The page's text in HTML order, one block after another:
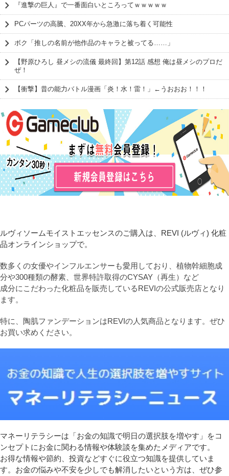
『進撃の巨人』で一番面白いところってｗｗｗｗｗ
PCパーツの高騰、20XX年から急激に落ち着く可能性
ボク「推しの名前が他作品のキャラと被ってる……」
【野原ひろし 昼メシの流儀 最終回】第12話 感想 俺は昼メシのプロだ
ぜ！
【衝撃】昔の能力バトル漫画「炎！水！雷！」←うおおお！！！
ルヴィソームモイストエッセンスのご購入は、REVI (ルヴィ) 化粧
品オンラインショップで。
数多くの女優やインフルエンサーも愛用しており、植物幹細胞成
分や300種類の酵素、世界特許取得のCYSAY（再生）など
成分にこだわった化粧品を販売しているREVIの公式販売店となり
ます。
特に、陶肌ファンデーションはREVIの人気商品となります。ぜひ
お買い求めください。
マネーリテラシーは「お金の知識で明日の選択肢を増やす」をコ
ンセプトにお金に関わる情報や体験談を集めたメディアです。
お得な情報や節約、投資などすぐに役立つ知識を提供していま
す。お金の悩みや不安を少しでも解消したいという方は、ぜひ参